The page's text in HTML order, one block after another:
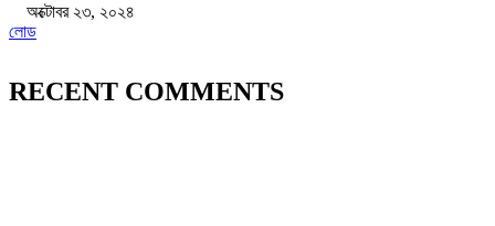
অক্টোবর ২৩, ২০২৪
লোড
RECENT COMMENTS